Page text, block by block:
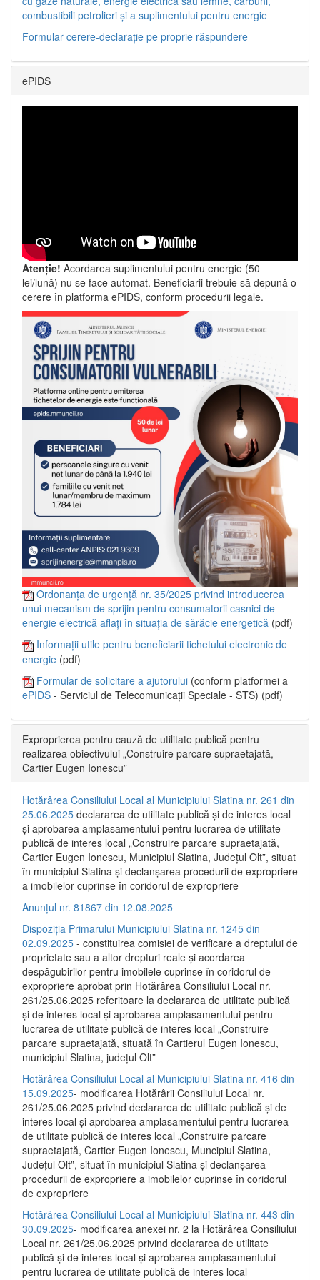
combustibili petrolieri și a suplimentului pentru energie
Formular cerere-declarație pe proprie răspundere
ePIDS
Atenție! Acordarea suplimentului pentru energie (50
lei/lună) nu se face automat. Beneficiarii trebuie să depună o
cerere în platforma ePIDS, conform procedurii legale.
Ordonanța de urgență nr. 35/2025 privind introducerea
unui mecanism de sprijin pentru consumatorii casnici de
energie electrică aflați în situația de sărăcie energetică (pdf)
Informații utile pentru beneficiarii tichetului electronic de
energie (pdf)
Formular de solicitare a ajutorului (conform platformei a
ePIDS - Serviciul de Telecomunicații Speciale - STS) (pdf)
Exproprierea pentru cauză de utilitate publică pentru
realizarea obiectivului „Construire parcare supraetajată,
Cartier Eugen Ionescu”
Hotărârea Consiliului Local al Municipiului Slatina nr. 261 din
25.06.2025 declararea de utilitate publică și de interes local
și aprobarea amplasamentului pentru lucrarea de utilitate
publică de interes local „Construire parcare supraetajată,
Cartier Eugen Ionescu, Municipiul Slatina, Județul Olt”, situat
în municipiul Slatina și declanșarea procedurii de expropriere
a imobilelor cuprinse în coridorul de expropriere
Anunțul nr. 81867 din 12.08.2025
Dispoziția Primarului Municipiului Slatina nr. 1245 din
02.09.2025 - constituirea comisiei de verificare a dreptului de
proprietate sau a altor drepturi reale și acordarea
despăgubirilor pentru imobilele cuprinse în coridorul de
expropriere aprobat prin Hotărârea Consiliului Local nr.
261/25.06.2025 referitoare la declararea de utilitate publică
și de interes local și aprobarea amplasamentului pentru
lucrarea de utilitate publică de interes local „Construire
parcare supraetajată, situată în Cartierul Eugen Ionescu,
municipiul Slatina, județul Olt”
Hotărârea Consiliului Local al Municipiului Slatina nr. 416 din
15.09.2025- modificarea Hotărârii Consiliului Local nr.
261/25.06.2025 privind declararea de utilitate publică și de
interes local și aprobarea amplasamentului pentru lucrarea
de utilitate publică de interes local „Construire parcare
supraetajată, Cartier Eugen Ionescu, Muncipiul Slatina,
Județul Olt”, situat în municipiul Slatina și declanșarea
procedurii de expropriere a imobilelor cuprinse în coridorul
de expropriere
Hotărârea Consiliului Local al Municipiului Slatina nr. 443 din
30.09.2025- modificarea anexei nr. 2 la Hotărârea Consiliului
Local nr. 261/25.06.2025 privind declararea de utilitate
publică şi de interes local şi aprobarea amplasamentului
pentru lucrarea de utilitate publică de interes local